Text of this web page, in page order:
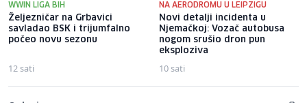
WWIN LIGA BIH
Željezničar na Grbavici
savladao BSK i trijumfalno
počeo novu sezonu
12 sati
NA AERODROMU U LEIPZIGU
Novi detalji incidenta u
Njemačkoj: Vozač autobusa
nogom srušio dron pun
eksploziva
10 sati